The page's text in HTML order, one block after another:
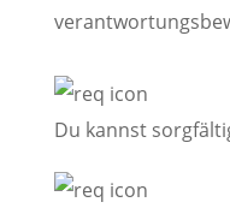
Du kannst